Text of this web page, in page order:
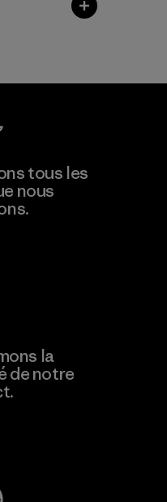
tous les
nous
la
de notre